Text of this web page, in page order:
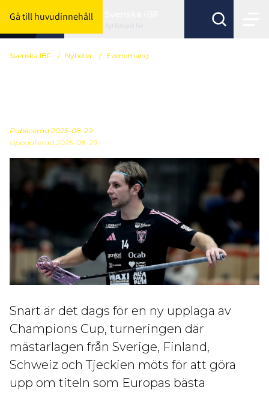
Gå till huvudinnehåll
Byt förbund här
Svenska IBF / Nyheter / Evenemang
Publicerad 2025-08-29
Uppdaterad 2025-08-29
Snart är det dags för en ny upplaga av
Champions Cup, turneringen där
mästarlagen från Sverige, Finland,
Schweiz och Tjeckien möts för att göra
upp om titeln som Europas bästa